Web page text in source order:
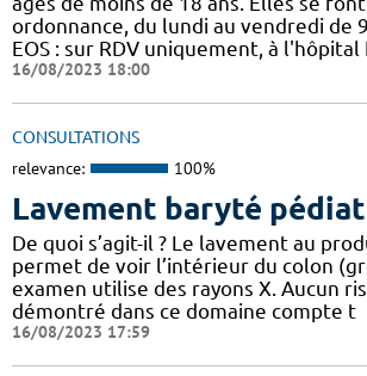
ordonnance, du lundi au vendredi de
EOS : sur RDV uniquement, à l'hôpital
16/08/2023 18:00
CONSULTATIONS
relevance: 100%
Lavement baryté
De quoi s’agit-il ? Le lavement au
permet de voir l’intérieur du colon
examen utilise des rayons X. Aucun
démontré dans ce domaine compte t
16/08/2023 17:59